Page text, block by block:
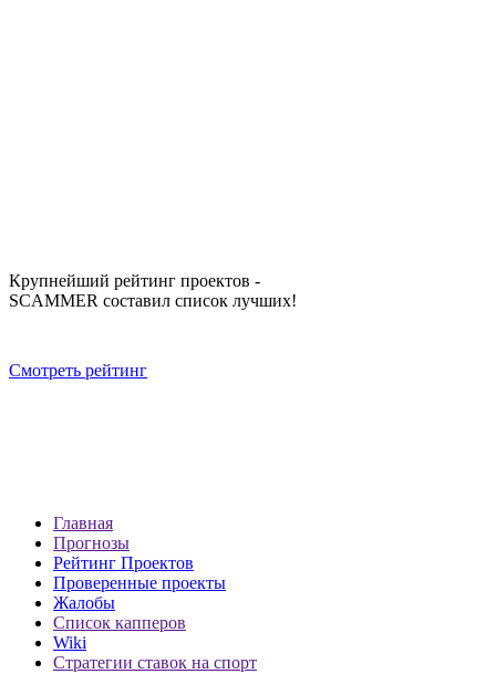
Крупнейший рейтинг проектов -
SCAMMER составил список лучших!
Смотреть рейтинг
Главная
Прогнозы
Рейтинг Проектов
Проверенные проекты
Жалобы
Список капперов
Wiki
Стратегии ставок на спорт